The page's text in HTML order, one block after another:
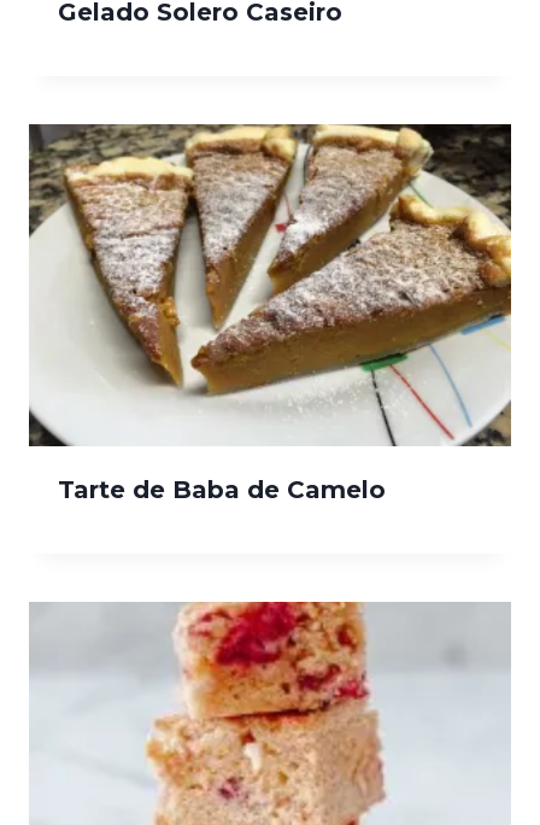
Gelado Solero Caseiro
Tarte de Baba de Camelo